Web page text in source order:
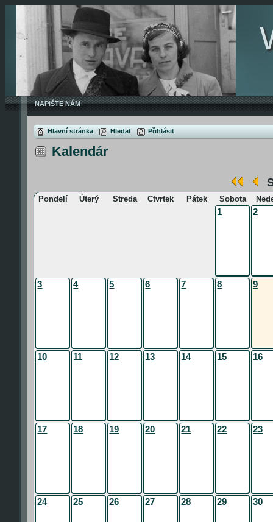
NAPIŠTE NÁM
Hlavní stránka Hledat Přihlásit
Kalendár
Pondelí Úterý Streda Ctvrtek Pátek Sobota
1 2
3 4 5 6 7 8 9
10 11 12 13 14 15 16
17 18 19 20 21 22 23
24 25 26 27 28 29 30